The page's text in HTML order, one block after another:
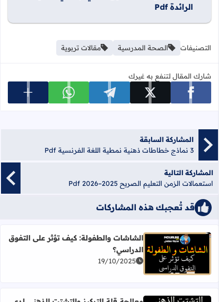
الرائدة Pdf
التصنيفات الصحة المدرسية مقالات تربوية
شارك المقال لتنفع به غيرك
شارك على facebook شارك على x شارك على telegram شارك على whatsapp عرض
المشاركة السابقة
3 نماذج خطاطات ذهنية نمطية اللغة الفرنسية Pdf
المشاركة التالية
استعمالات الزمن التعليم الصريح 2025–2026 Pdf
قد تُعجبك هذه المشاركات
اقرأ المزيد عن الشاشات والطفولة: كيف تؤثر على التفوق
الشاشات والطفولة: كيف تؤثر على التفوق
الدراسي؟
19/10/2025